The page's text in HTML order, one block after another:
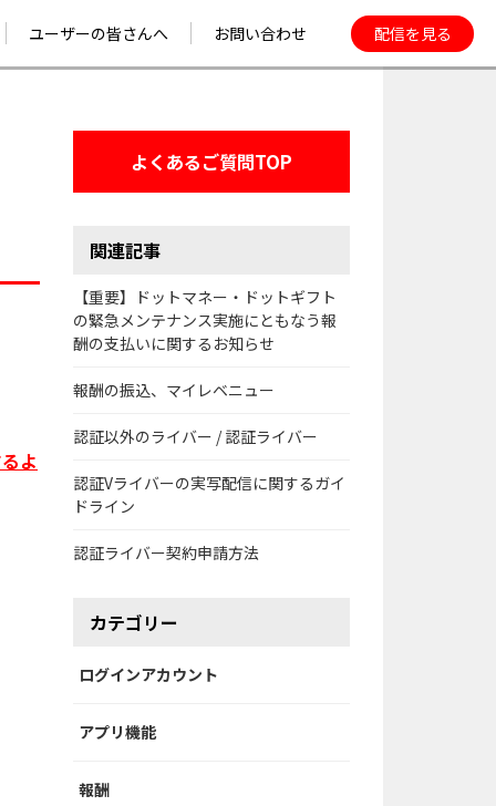
ユーザーの皆さんへ
17LIVEを安心して
楽しむために
お問い合わせ 配信を見る
よ
よくあるご質問TOP
関連記事
【重要】ドットマネー・ドットギフト
の緊急メンテナンス実施にともなう報
酬の支払いに関するお知らせ
報酬の振込、マイレベニュー
認証以外のライバー / 認証ライバー
認証Vライバーの実写配信に関するガイ
ドライン
認証ライバー契約申請方法
カテゴリー
ログインアカウント
アプリ機能
報酬